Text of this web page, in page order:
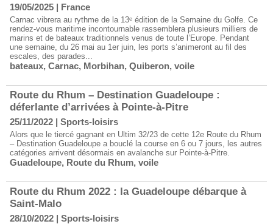
19/05/2025 | France
Carnac vibrera au rythme de la 13ᵉ édition de la Semaine du Golfe. Ce
rendez-vous maritime incontournable rassemblera plusieurs milliers de
marins et de bateaux traditionnels venus de toute l’Europe. Pendant
une semaine, du 26 mai au 1er juin, les ports s’animeront au fil des
escales, des parades...
bateaux, Carnac, Morbihan, Quiberon, voile
Route du Rhum – Destination Guadeloupe :
déferlante d’arrivées à Pointe-à-Pitre
25/11/2022 | Sports-loisirs
Alors que le tiercé gagnant en Ultim 32/23 de cette 12e Route du Rhum
– Destination Guadeloupe a bouclé la course en 6 ou 7 jours, les autres
catégories arrivent désormais en avalanche sur Pointe-à-Pitre.
Guadeloupe, Route du Rhum, voile
Route du Rhum 2022 : la Guadeloupe débarque à
Saint-Malo
28/10/2022 | Sports-loisirs